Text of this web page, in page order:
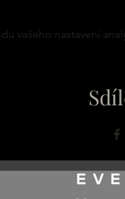
vašeho nastavení